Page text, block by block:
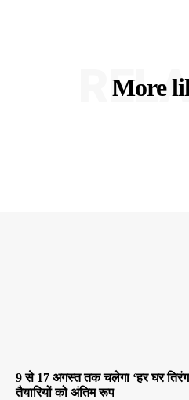
More
9 से 17 अगस्त तक चलेगा ‘हर घर
तैयारियों को अंतिम रूप